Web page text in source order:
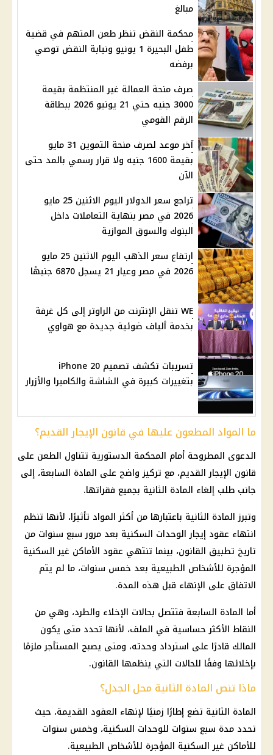
مبالغ
محكمة النقض تنظر طعن المتهم في قضية
طفل البحيرة 1 يونيو ونيابة النقض توصي
برفضه
صرف منحة العمالة غير المنتظمة بقيمة
3000 جنيه حتي 21 يونيو 2026 ببطاقة
الرقم القومي
آخر موعد لصرف منحة التموين 31 مايو
بقيمة 1600 جنيه ولا قرار رسمي بالمد حتى
الآن
تراجع سعر الدولار اليوم الاثنين 25 مايو
2026 في مصر بنهاية التعاملات داخل
البنوك والسوق الموازية
ارتفاع سعر الذهب اليوم الاثنين 25 مايو
2026 في مصر وعيار 21 يسجل 6870 جنيهًا
WE تنقل الإنترنت من الراوتر إلى كل غرفة
بخدمة ألياف ضوئية جديدة مع هواوي
تسريبات تكشف تصميم iPhone 20
بتغييرات كبيرة في الشاشة والكاميرا والأزرار
ما المواد المطعون عليها في قانون الإيجار القديم؟
الدعوى المطروحة أمام المحكمة الدستورية تتناول الطعن على
قانون الإيجار القديم، مع تركيز واضح على المادة السابعة، إلى
جانب طلب إلغاء المادة الثانية بجميع فقراتها.
وتبرزالمادة الثانية باعتبارها من أكثر المواد تأثيرًا، لأنها تنظم
انتهاء عقود إيجار الوحدات السكنية بعد مرور سبع سنوات من
تاريخ تطبيق القانون، بينما تنتهي عقود الأماكن غير السكنية
المؤجرة للأشخاص الطبيعية بعد خمس سنوات، ما لم يتم
الاتفاق على الإنهاء قبل هذه المدة.
أما المادة السابعة فتتصل بحالات الإخلاء والطرد، وهي من
النقاط الأكثر حساسية في الملف، لأنها تحدد متى يكون
المالك قادرًا على استرداد وحدته، ومتى يصبح المستأجر ملزمًا
بإخلائها وفقًا للحالات التي ينظمها القانون.
ماذا تنص المادة الثانية محل الجدل؟
المادة الثانية تضع إطارًا زمنيًا لإنهاء العقود القديمة، حيث
تحدد مدة سبع سنوات للوحدات السكنية، وخمس سنوات
للأماكن غير السكنية المؤجرة للأشخاص الطبيعية.